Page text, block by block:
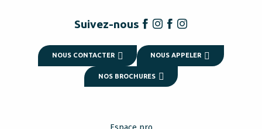
Suivez-nous
NOUS CONTACTER NOUS APPELER
NOS BROCHURES